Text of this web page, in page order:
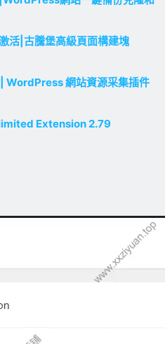
活|古騰堡高級頁面構建塊
網站資源采集插件
Extension 2.79